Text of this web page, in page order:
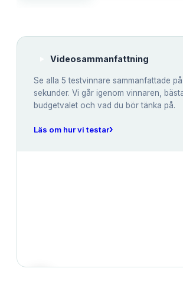
Videosammanfattning
Se alla 5 testvinnare sammanfattade
sekunder. Vi går igenom vinnaren,
budgetvalet och vad du bör tänka på.
Läs om hur vi testar›